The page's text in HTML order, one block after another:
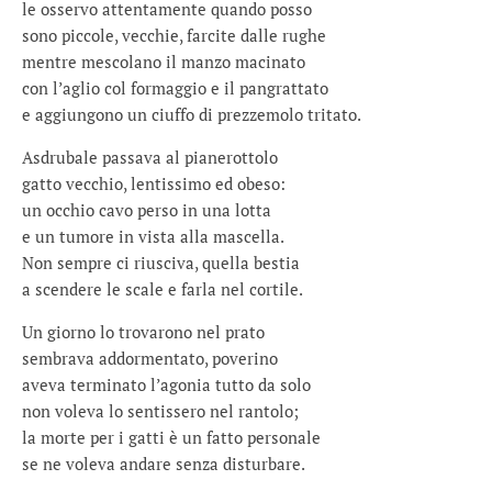
le osservo attentamente quando posso
sono piccole, vecchie, farcite dalle rughe
mentre mescolano il manzo macinato
con l’aglio col formaggio e il pangrattato
e aggiungono un ciuffo di prezzemolo tritato.
Asdrubale passava al pianerottolo
gatto vecchio, lentissimo ed obeso:
un occhio cavo perso in una lotta
e un tumore in vista alla mascella.
Non sempre ci riusciva, quella bestia
a scendere le scale e farla nel cortile.
Un giorno lo trovarono nel prato
sembrava addormentato, poverino
aveva terminato l’agonia tutto da solo
non voleva lo sentissero nel rantolo;
la morte per i gatti è un fatto personale
se ne voleva andare senza disturbare.